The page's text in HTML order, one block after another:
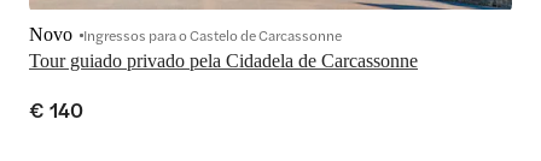
Tour guiado privado pela Cidadela de Carcassonne
Novo Ingressos para o Castelo de Carcassonne
€ 140